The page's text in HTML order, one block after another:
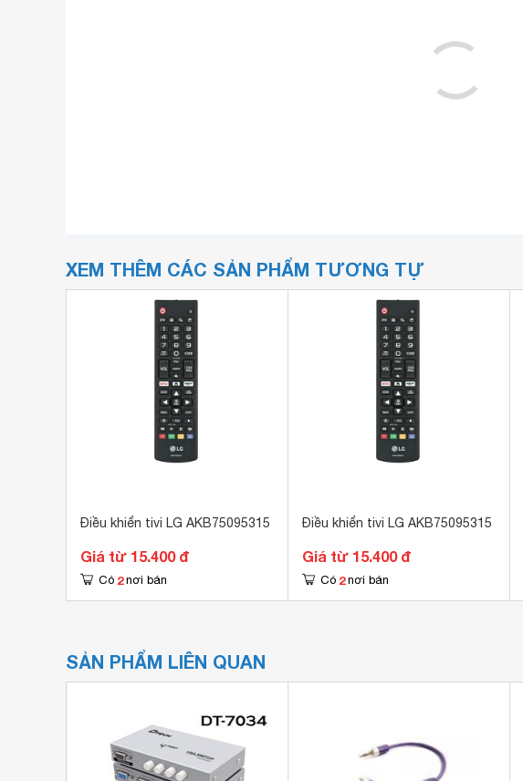
XEM THÊM CÁC SẢN PHẨM TƯƠNG TỰ
Điều khiển tivi LG AKB75095315
Giá từ 15.400 đ
Có 2 nơi bán
Điều khiển tivi LG AKB75095315
Giá từ 15.400 đ
Có 2 nơi bán
SẢN PHẨM LIÊN QUAN